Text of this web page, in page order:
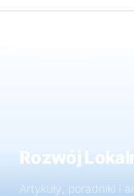
Rozwój
Artykuły, poradniki i